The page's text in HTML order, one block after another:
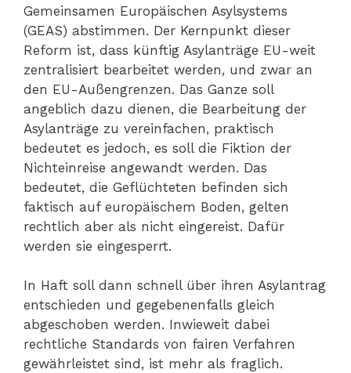
Gemeinsamen Europäischen Asylsystems
(GEAS) abstimmen. Der Kernpunkt dieser
Reform ist, dass künftig Asylanträge EU-weit
zentralisiert bearbeitet werden, und zwar an
den EU-Außengrenzen. Das Ganze soll
angeblich dazu dienen, die Bearbeitung der
Asylanträge zu vereinfachen, praktisch
bedeutet es jedoch, es soll die Fiktion der
Nichteinreise angewandt werden. Das
bedeutet, die Geflüchteten befinden sich
faktisch auf europäischem Boden, gelten
rechtlich aber als nicht eingereist. Dafür
werden sie eingesperrt.
In Haft soll dann schnell über ihren Asylantrag
entschieden und gegebenenfalls gleich
abgeschoben werden. Inwieweit dabei
rechtliche Standards von fairen Verfahren
gewährleistet sind, ist mehr als fraglich.